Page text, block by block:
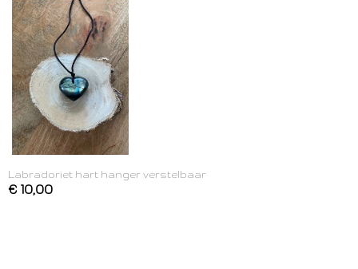
Labradoriet hart hanger verstelbaar
€ 10,00